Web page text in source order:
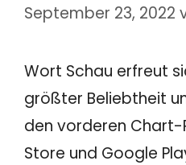
September 23, 2022
Wort Schau erfreut
größter Beliebtheit
den vorderen Chart-
Store und Google